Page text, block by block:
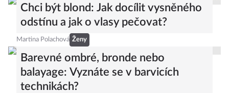
Chci být blond: Jak docílit vysněného
odstínu a jak o vlasy pečovat?
Martina Polachová Ženy
Barevné ombré, bronde nebo
balayage: Vyznáte se v barvicích
technikách?